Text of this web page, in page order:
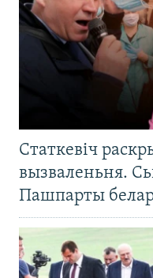
Статкевіч
вызваленьня.
Пашпарты